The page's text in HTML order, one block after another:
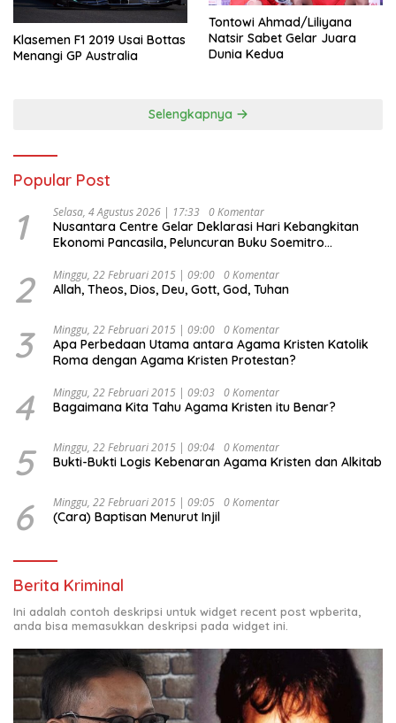
Klasemen F1 2019 Usai Bottas
Menangi GP Australia
Tontowi Ahmad/Liliyana
Natsir Sabet Gelar Juara
Dunia Kedua
Selengkapnya
Popular Post
1 Selasa, 4 Agustus 2026 | 17:33 0 Komentar
Nusantara Centre Gelar Deklarasi Hari Kebangkitan
Ekonomi Pancasila, Peluncuran Buku Soemitro
Ekonomi Politik Indonesia) & Simposium Nasional
“Urgensi Undang-Undang Perekonomian Nasional dan
Indonesia Emas 2045”,
2 Minggu, 22 Februari 2015 | 09:00 0 Komentar
Allah, Theos, Dios, Deu, Gott, God, Tuhan
3 Minggu, 22 Februari 2015 | 09:00 0 Komentar
Apa Perbedaan Utama antara Agama Kristen Katolik
Roma dengan Agama Kristen Protestan?
4 Minggu, 22 Februari 2015 | 09:03 0 Komentar
Bagaimana Kita Tahu Agama Kristen itu Benar?
5 Minggu, 22 Februari 2015 | 09:04 0 Komentar
Bukti-Bukti Logis Kebenaran Agama Kristen dan Alkitab
6 Minggu, 22 Februari 2015 | 09:05 0 Komentar
(Cara) Baptisan Menurut Injil
Berita Kriminal
Ini adalah contoh deskripsi untuk widget recent post wpberita,
anda bisa memasukkan deskripsi pada widget ini.